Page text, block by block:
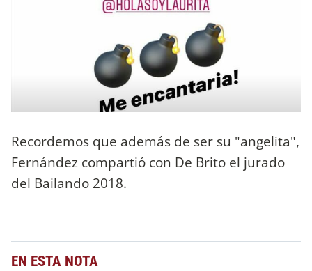
Recordemos que además de ser su "angelita",
Fernández compartió con De Brito el jurado
del Bailando 2018.
EN ESTA NOTA